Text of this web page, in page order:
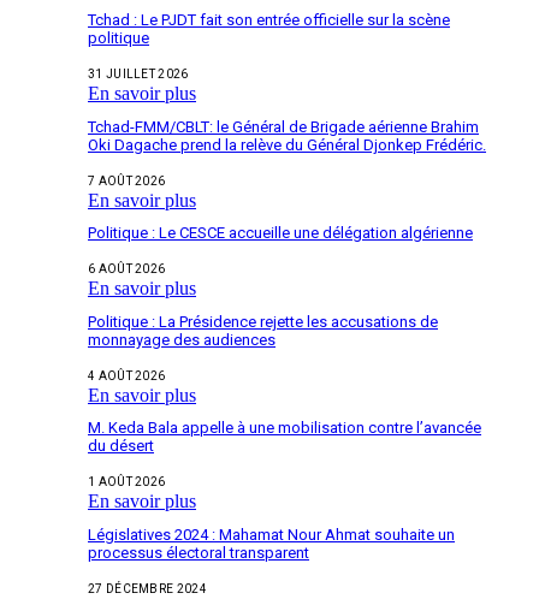
Tchad : Le PJDT fait son entrée officielle sur la scène
politique
31 JUILLET 2026
En savoir plus
Tchad-FMM/CBLT: le Général de Brigade aérienne Brahim
Oki Dagache prend la relève du Général Djonkep Frédéric.
7 AOÛT 2026
En savoir plus
Politique : Le CESCE accueille une délégation algérienne
6 AOÛT 2026
En savoir plus
Politique : La Présidence rejette les accusations de
monnayage des audiences
4 AOÛT 2026
En savoir plus
M. Keda Bala appelle à une mobilisation contre l’avancée
du désert
1 AOÛT 2026
En savoir plus
Législatives 2024 : Mahamat Nour Ahmat souhaite un
processus électoral transparent
27 DÉCEMBRE 2024